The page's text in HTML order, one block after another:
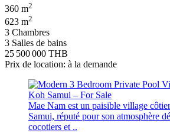
360 m2
623 m2
3 Chambres
3 Salles de bains
25 500 000 THB
Prix de location: à la demande
Mae Nam est un paisible village
Samui, réputé pour son atmosphère
cocotiers et ..